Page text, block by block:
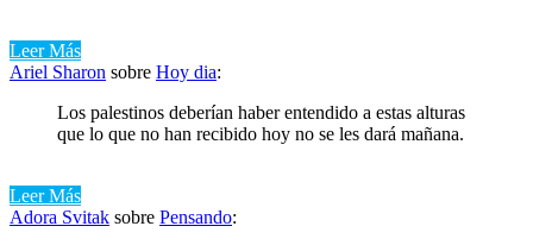
Leer Más
Ariel Sharon sobre Hoy dia:
Los palestinos deberían haber entendido a estas alturas
que lo que no han recibido hoy no se les dará mañana.
Leer Más
Adora Svitak sobre Pensando: